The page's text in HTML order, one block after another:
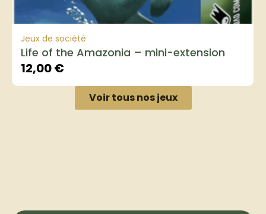
Jeux de société
Life of the Amazonia – mini-extension
12,00€
Voir tous nos jeux